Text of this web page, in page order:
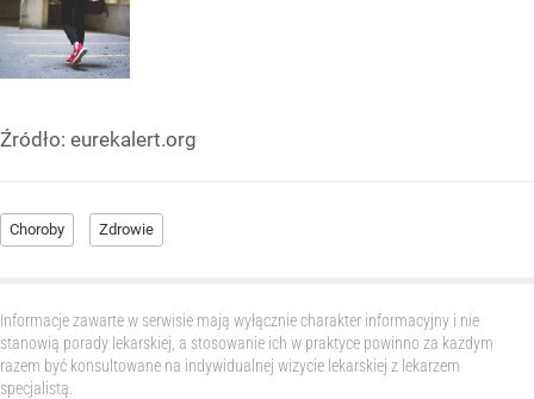
Źródło: eurekalert.org
Choroby Zdrowie
Informacje zawarte w serwisie mają wyłącznie charakter informacyjny i nie
stanowią porady lekarskiej, a stosowanie ich w praktyce powinno za każdym
razem być konsultowane na indywidualnej wizycie lekarskiej z lekarzem
specjalistą.